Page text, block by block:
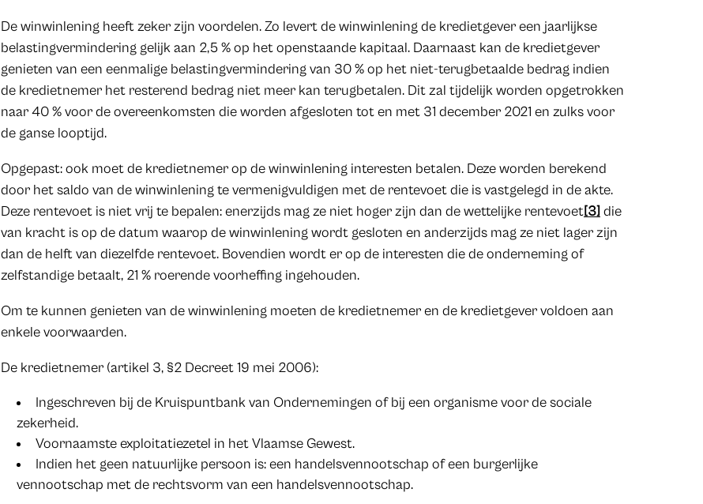
De winwinlening heeft zeker zijn voordelen. Zo levert de winwinlening de kredietgever een jaarlijkse
belastingvermindering gelijk aan 2,5 % op het openstaande kapitaal. Daarnaast kan de kredietgever
genieten van een eenmalige belastingvermindering van 30 % op het niet-terugbetaalde bedrag indien
de kredietnemer het resterend bedrag niet meer kan terugbetalen. Dit zal tijdelijk worden opgetrokken
naar 40 % voor de overeenkomsten die worden afgesloten tot en met 31 december 2021 en zulks voor
de ganse looptijd.
Opgepast: ook moet de kredietnemer op de winwinlening interesten betalen. Deze worden berekend
door het saldo van de winwinlening te vermenigvuldigen met de rentevoet die is vastgelegd in de akte.
Deze rentevoet is niet vrij te bepalen: enerzijds mag ze niet hoger zijn dan de wettelijke rentevoet[3] die
van kracht is op de datum waarop de winwinlening wordt gesloten en anderzijds mag ze niet lager zijn
dan de helft van diezelfde rentevoet. Bovendien wordt er op de interesten die de onderneming of
zelfstandige betaalt, 21 % roerende voorheffing ingehouden.
Om te kunnen genieten van de winwinlening moeten de kredietnemer en de kredietgever voldoen aan
enkele voorwaarden.
De kredietnemer (artikel 3, §2 Decreet 19 mei 2006):
Ingeschreven bij de Kruispuntbank van Ondernemingen of bij een organisme voor de sociale
zekerheid.
Voornaamste exploitatiezetel in het Vlaamse Gewest.
Indien het geen natuurlijke persoon is: een handelsvennootschap of een burgerlijke
vennootschap met de rechtsvorm van een handelsvennootschap.